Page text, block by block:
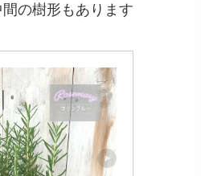
の樹形もあります